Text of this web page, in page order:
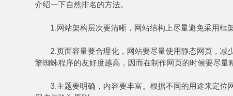
介绍一下自然排名的方法。
1.网站架构层次要清晰，网站结构上尽量避免采用框
2.页面容量要合理化，网站要尽量使用静态网页，减
擎蜘蛛程序的友好度越高，因而在制作网页的时候要尽量
3.主题要明确，内容要丰富。根据不同的用途来定